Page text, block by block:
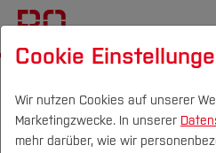
Mechatronik und
Cookie
Wir nutzen Cookies auf unserer
Marketingzwecke. In unserer
mehr darüber, wie wir